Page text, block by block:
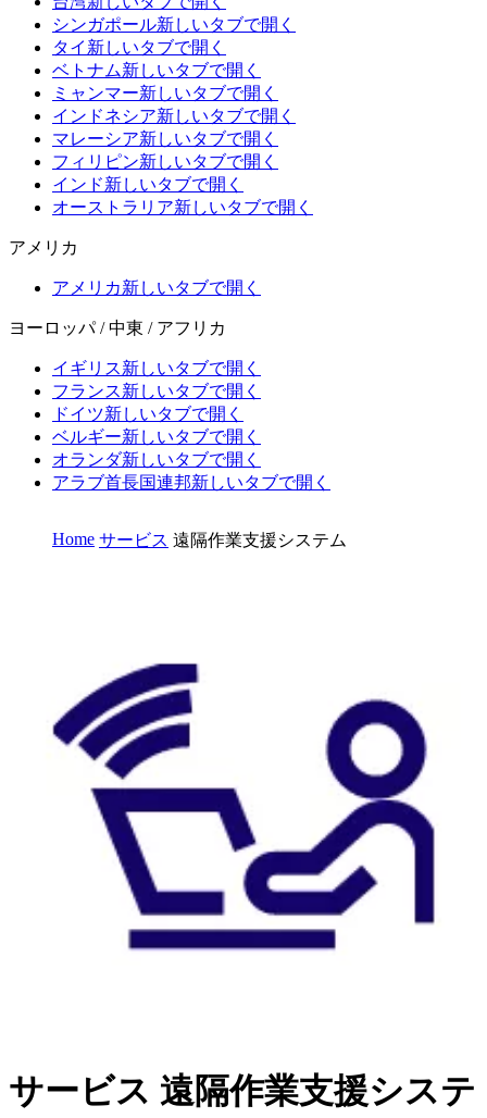
シンガポール新しいタブで開く
タイ 新しいタブで開く
ベトナム新しいタブで開く
ミャンマー新しいタブで開く
インドネシア新しいタブで開く
マレーシア新しいタブで開く
フィリピン新しいタブで開く
インド新しいタブで開く
オーストラリア新しいタブで開く
アメリカ
アメリカ新しいタブで開く
ヨーロッパ / 中東 / アフリカ
イギリス新しいタブで開く
フランス新しいタブで開く
ドイツ新しいタブで開く
ベルギー新しいタブで開く
オランダ新しいタブで開く
アラブ首長国連邦新しいタブで開く
Home サービス 遠隔作業支援システム
サービス 遠隔作業支援システ